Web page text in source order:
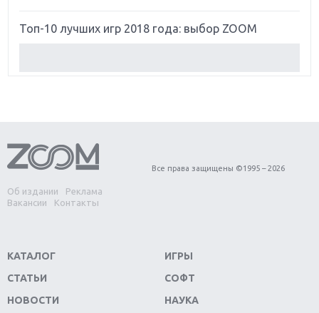
Топ-10 лучших игр 2018 года: выбор ZOOM
Обзор игры Forza Horizon 4: вершина эволюции
Две важных новинки для консолей: Spider-Man и
Divinity Original Sin 2
Switch
Обзор игры The Crew 2: покорение Америки
Об издании
Реклама
Вакансии
Контакты
Все права защищены ©1995 – 2026
КАТАЛОГ
СТАТЬИ
НОВОСТИ
ИГРЫ
СОФТ
НАУКА